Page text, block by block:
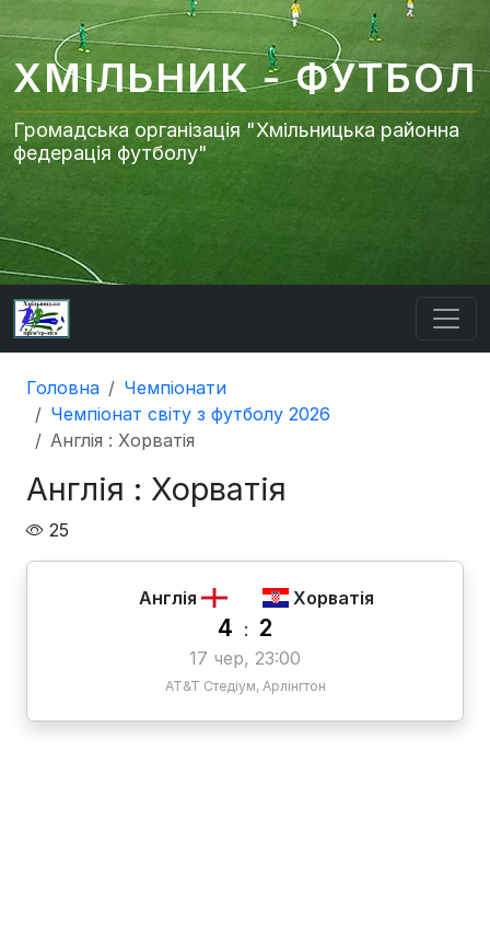
ХМІЛЬНИК - ФУТБОЛ
Громадська організація "Хмільницька районна
федерація футболу"
Головна
Чемпіонати
Чемпіонат світу з футболу 2026
Англія : Хорватія
Англія : Хорватія
25
Англія Хорватія
4 : 2
17 чер, 23:00
AT&T Стедіум, Арлінгтон